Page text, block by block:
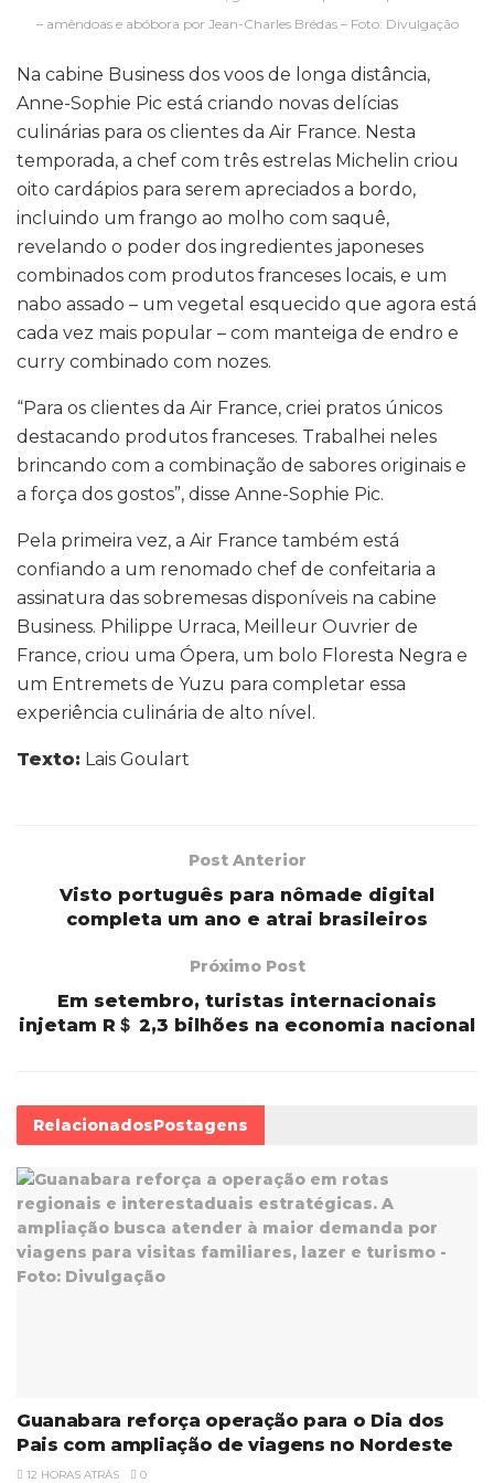
– amêndoas e abóbora por Jean-Charles Brédas – Foto: Divulgação
Na cabine Business dos voos de longa distância,
Anne-Sophie Pic está criando novas delícias
culinárias para os clientes da Air France. Nesta
temporada, a chef com três estrelas Michelin criou
oito cardápios para serem apreciados a bordo,
incluindo um frango ao molho com saquê,
revelando o poder dos ingredientes japoneses
combinados com produtos franceses locais, e um
nabo assado – um vegetal esquecido que agora está
cada vez mais popular – com manteiga de endro e
curry combinado com nozes.
“Para os clientes da Air France, criei pratos únicos
destacando produtos franceses. Trabalhei neles
brincando com a combinação de sabores originais e
a força dos gostos”, disse Anne-Sophie Pic.
Pela primeira vez, a Air France também está
confiando a um renomado chef de confeitaria a
assinatura das sobremesas disponíveis na cabine
Business. Philippe Urraca, Meilleur Ouvrier de
France, criou uma Ópera, um bolo Floresta Negra e
um Entremets de Yuzu para completar essa
experiência culinária de alto nível.
Texto: Lais Goulart
Post Anterior
Visto português para nômade digital
completa um ano e atrai brasileiros
Próximo Post
Em setembro, turistas internacionais
injetam R＄ 2,3 bilhões na economia nacional
RelacionadosPostagens
Guanabara reforça operação para o Dia dos
Pais com ampliação de viagens no Nordeste
12 HORAS ATRÁS 0